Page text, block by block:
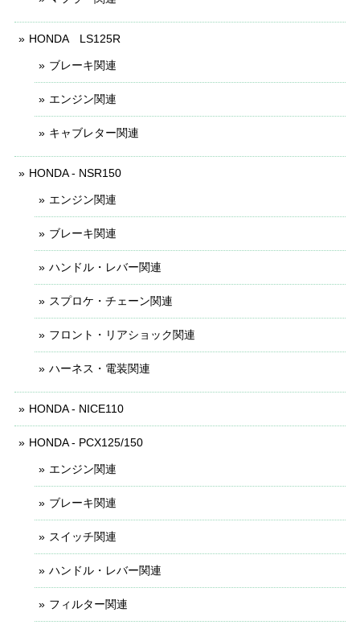
HONDA LS125R
ブレーキ関連
エンジン関連
キャブレター関連
HONDA - NSR150
エンジン関連
ブレーキ関連
ハンドル・レバー関連
スプロケ・チェーン関連
フロント・リアショック関連
ハーネス・電装関連
HONDA - NICE110
HONDA - PCX125/150
エンジン関連
ブレーキ関連
スイッチ関連
ハンドル・レバー関連
フィルター関連